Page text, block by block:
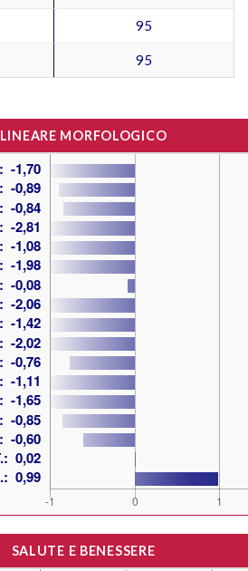
95
95
LINEARE MORFOLOGICO
SALUTE E BENESSERE